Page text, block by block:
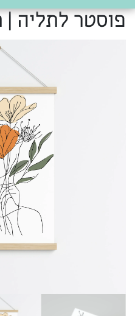
פוסטר לתליה | Floral Vision